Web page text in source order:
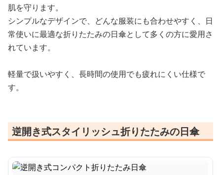
肌を守ります。
シンプルなデザインで、どんな服装にも合わせやすく、日
常使いに最適な折りたたみの日傘として多くの方に愛用さ
れています。
軽量で扱いやすく、長時間の使用でも疲れにくい仕様で
す。
逆開き式スタイリッシュ折りたたみの日傘